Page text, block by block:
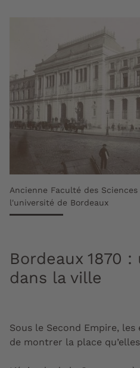
Ancienne Faculté des
l'université de Bordeaux
Bordeaux 1870
dans la ville
Sous le Second Empire, les
de montrer la place